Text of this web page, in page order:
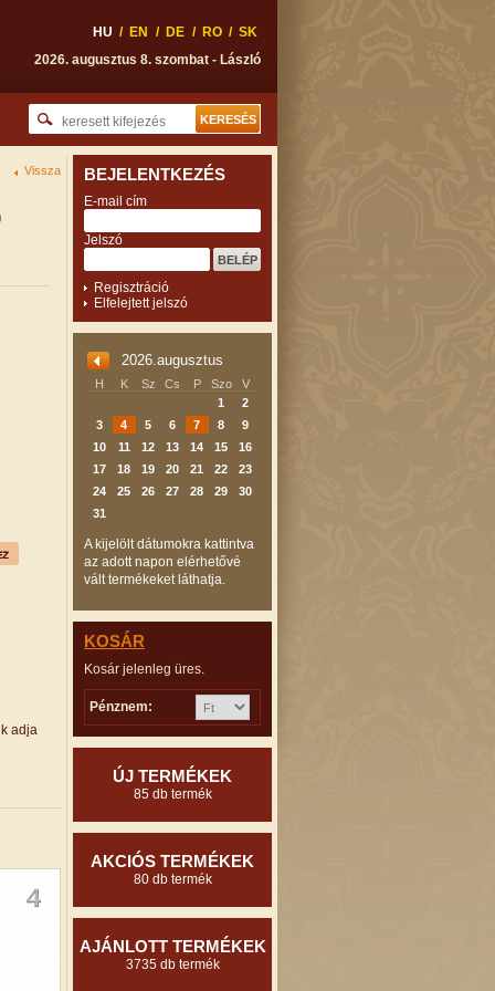
HU / EN / DE / RO / SK
2026. augusztus 8. szombat - László
Vissza
adja
BEJELENTKEZÉS
E-mail cím
Jelszó
Regisztráció
Elfelejtett jelszó
2026.augusztus
H K Sz Cs P Szo
V
1
2
3
4 5 6 7 8
9
10
11 12 13 14 15
16
17
18 19 20 21 22
23
24
25 26 27 28 29
30
31
A kijelölt dátumokra kattintva
az adott napon elérhetővé
vált termékeket láthatja.
KOSÁR
Kosár jelenleg üres.
Pénznem:
ÚJ TERMÉKEK
85 db termék
AKCIÓS TERMÉKEK
80 db termék
AJÁNLOTT TERMÉKEK
3735 db termék